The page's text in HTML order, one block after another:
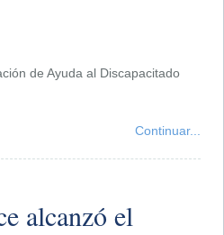
de Ayuda al Discapacitado
Continuar...
alcanzó el